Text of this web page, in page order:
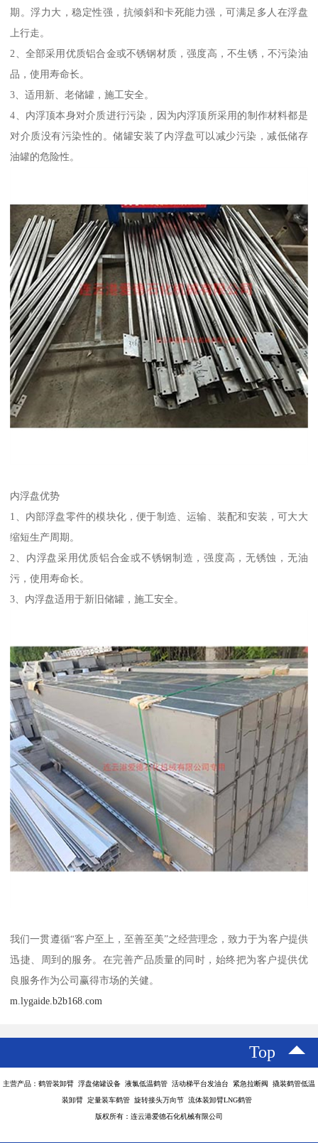
期。浮力大，稳定性强，抗倾斜和卡死能力强，可满足多人在浮盘
上行走。
2、全部采用优质铝合金或不锈钢材质，强度高，不生锈，不污染油
品，使用寿命长。
3、适用新、老储罐，施工安全。
4、内浮顶本身对介质进行污染，因为内浮顶所采用的制作材料都是
对介质没有污染性的。储罐安装了内浮盘可以减少污染，减低储存
油罐的危险性。
内浮盘优势
1、内部浮盘零件的模块化，便于制造、运输、装配和安装，可大大
缩短生产周期。
2、内浮盘采用优质铝合金或不锈钢制造，强度高，无锈蚀，无油
污，使用寿命长。
3、内浮盘适用于新旧储罐，施工安全。
我们一贯遵循“客户至上，至善至美”之经营理念，致力于为客户提供
迅捷、周到的服务。在完善产品质量的同时，始终把为客户提供优
良服务作为公司赢得市场的关健。
m.lygaide.b2b168.com
Top
主营产品：鹤管装卸臂 浮盘储罐设备 液氯低温鹤管 活动梯平台发油台 紧急拉断阀 撬装鹤管低温
装卸臂 定量装车鹤管 旋转接头万向节 流体装卸臂LNG鹤管
版权所有：连云港爱德石化机械有限公司